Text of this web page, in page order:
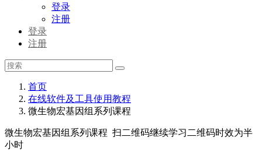
登录
注册
登录
注册
首页
在线软件及工具使用教程
微生物宏基因组系列课程
微生物宏基因组系列课程 扫二维码继续学习二维码时效为半
小时